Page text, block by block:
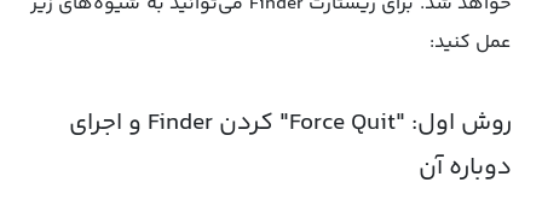
عمل کنید:
روش اول: "Force Quit" کردن Finder و اجرای
دوباره آن